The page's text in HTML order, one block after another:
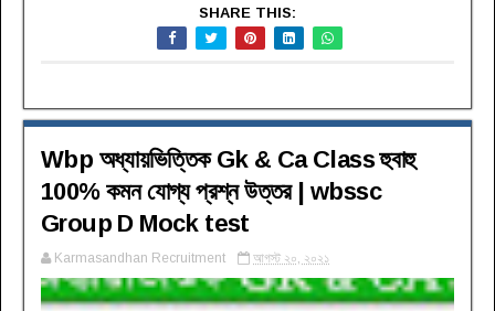
SHARE THIS:
Wbp অধ্যায়ভিত্তিক Gk & Ca Class হুবাহু
100% কমন যোগ্য প্রশ্ন উত্তর | wbssc
Group D Mock test
Karmasandhan Recruitment আগস্ট ২০, ২০২১